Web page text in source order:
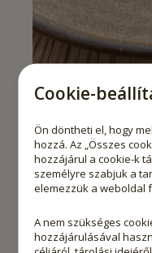
Túró gombóc, tök,
Cookie-
Ön döntheti el, hogy
hozzá. Az „Összes
hozzájárul a cookie-k
személyre szabjuk a
elemezzük a weboldal
A nem szükséges
hozzájárulásával